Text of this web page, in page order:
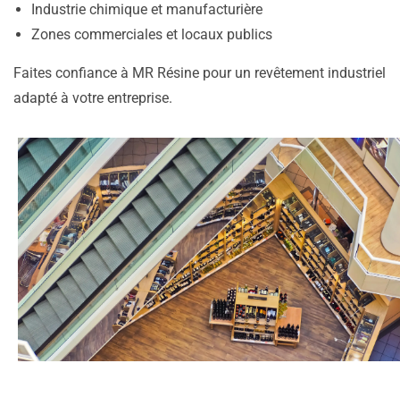
Industrie chimique et manufacturière
Zones commerciales et locaux publics
Faites confiance à MR Résine pour un revêtement industriel
adapté à votre entreprise.